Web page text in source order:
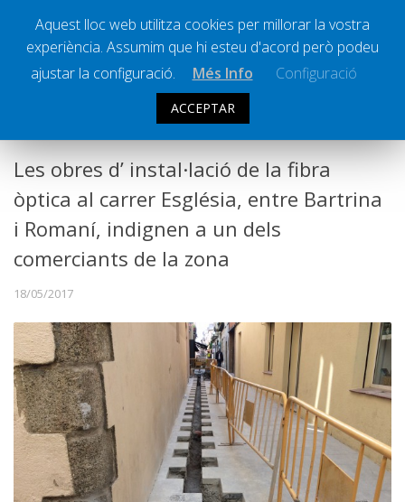
Pòdcasts
Vídeos
Graella
Publicitat
Contacte
Ràdio Calella Televisió
Les obres d’ instal·lació de la fibra
òptica al carrer Església, entre Bartrina
i Romaní, indignen a un dels
comerciants de la zona
18/05/2017
Aquest lloc web utilitza cookies per millorar la vostra
experiència. Assumim que hi esteu d'acord però podeu
ajustar la configuració.
Més Info Configuració
ACCEPTAR